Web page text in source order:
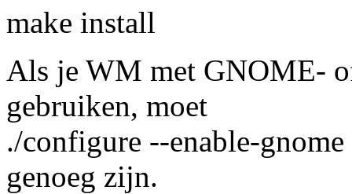
make install
Als je WM met GNOME-
gebruiken, moet
./configure --enable-
genoeg zijn.